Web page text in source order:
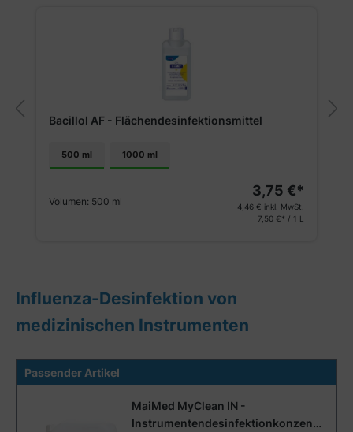
Bacillol AF - Flächendesinfektionsmittel
500 ml 1000 ml
Volumen: 500 ml
3,75 €*
4,46 € inkl. MwSt.
7,50 €* / 1 L
Influenza-Desinfektion von
medizinischen Instrumenten
Passender Artikel
MaiMed MyClean IN -
Instrumentendesinfektionkonzentr